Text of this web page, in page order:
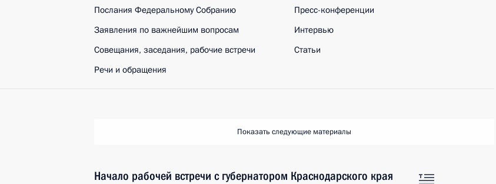
Послания Федеральному Собранию
Заявления по важнейшим вопросам
Совещания, заседания, рабочие встречи
Речи и обращения
Пресс-конференции
Интервью
Статьи
Показать следующие материалы
Начало рабочей встречи с губернатором Краснодарского края